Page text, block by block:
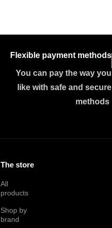
Flexible payment methods
You can pay the way you
like with safe and secure
methods
The store
All
products
Shop by
brand